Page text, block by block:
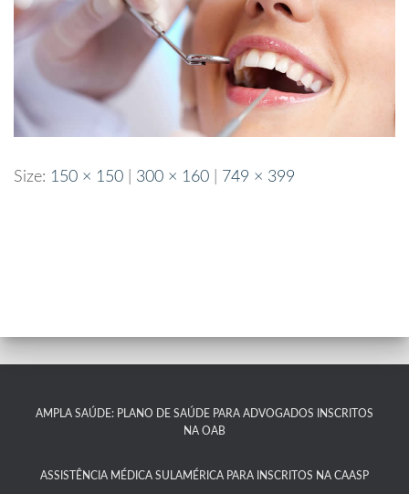
Size: 150 × 150 300 × 160 749 × 399
AMPLA SAÚDE: PLANO DE SAÚDE PARA ADVOGADOS INSCRITOS
NA OAB
ASSISTÊNCIA MÉDICA SULAMÉRICA PARA INSCRITOS NA CAASP​